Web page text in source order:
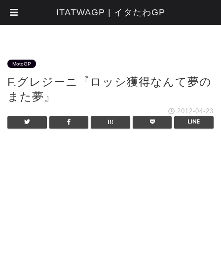
MotoGP
F.グレジーニ『ロッシ獲得なんて夢の
また夢』
2012-04-23
ITATWAGP | イタたわGP